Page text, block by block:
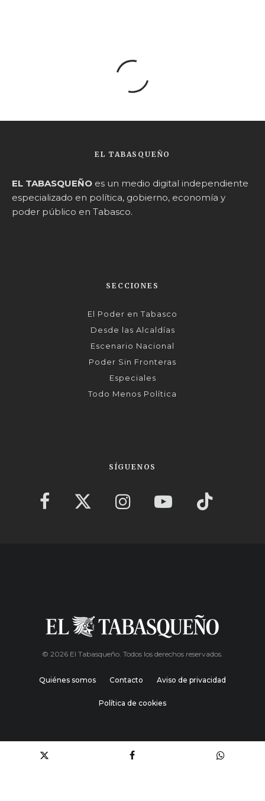
EL TABASQUEÑO
EL TABASQUEÑO es un medio digital independiente
especializado en política, gobierno, economía y
poder público en Tabasco.
SECCIONES
El Poder en Tabasco
Desde las Alcaldías
Escenario Nacional
Poder Sin Fronteras
Especiales
Todo Menos Política
SÍGUENOS
© 2026 El Tabasqueño. Todos los derechos reservados.
Quiénes somos Contacto Aviso de privacidad
Política de cookies